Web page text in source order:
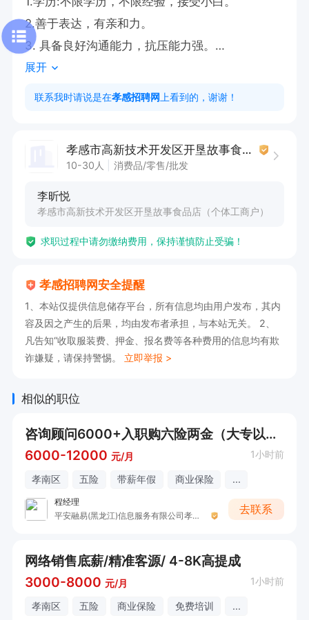
2.善于表达，有亲和力。
3. 具备良好沟通能力，抗压能力强。
4.有销售经验者优先。
展开
联系我时请说是在孝感招聘网 上看到的，谢谢！
孝感市高新技术开发区开垦故事食品店（个体工商户）
10-30人 消费品/零售/批发
李昕悦
孝感市高新技术开发区开垦故事食品店（个体工商户）
求职过程中请勿缴纳费用，保持谨慎防止受骗！
孝感招聘网安全提醒
1、本站仅提供信息储存平台，所有信息均由用户发布，其内
容及因之产生的后果，均由发布者承担，与本站无关。 2、
凡告知“收取服装费、押金、报名费等各种费用的信息均有欺
诈嫌疑，请保持警惕。 立即举报 >
相似的职位
咨询顾问6000+入职购六险两金（大专以上学历）
6000-12000 元/月 1小时前
孝南区 五险 带薪年假 商业保险 ...
程经理
平安融易(黑龙江)信息服务有限公司孝感分公司
去联系
网络销售底薪/精准客源/ 4-8K高提成
3000-8000 元/月 1小时前
孝南区 五险 商业保险 免费培训 ...